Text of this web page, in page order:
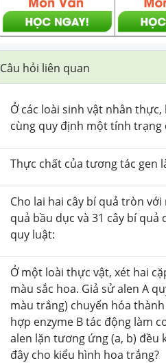
Câu hỏi liên quan
Ở các loài sinh vật nhân
cùng quy định một tính trạng
Thực chất của tương tác gen
Cho lai hai cây bí quả tròn
quả bầu dục và 31 cây bí
quy luật:
Ở một loài thực vật, xét hai
màu sắc hoa. Giả sử alen A
màu trắng) chuyển hóa
hợp enzyme B tác động làm
alen lặn tương ứng (a, b) đều
đây cho kiểu hình hoa trắng?